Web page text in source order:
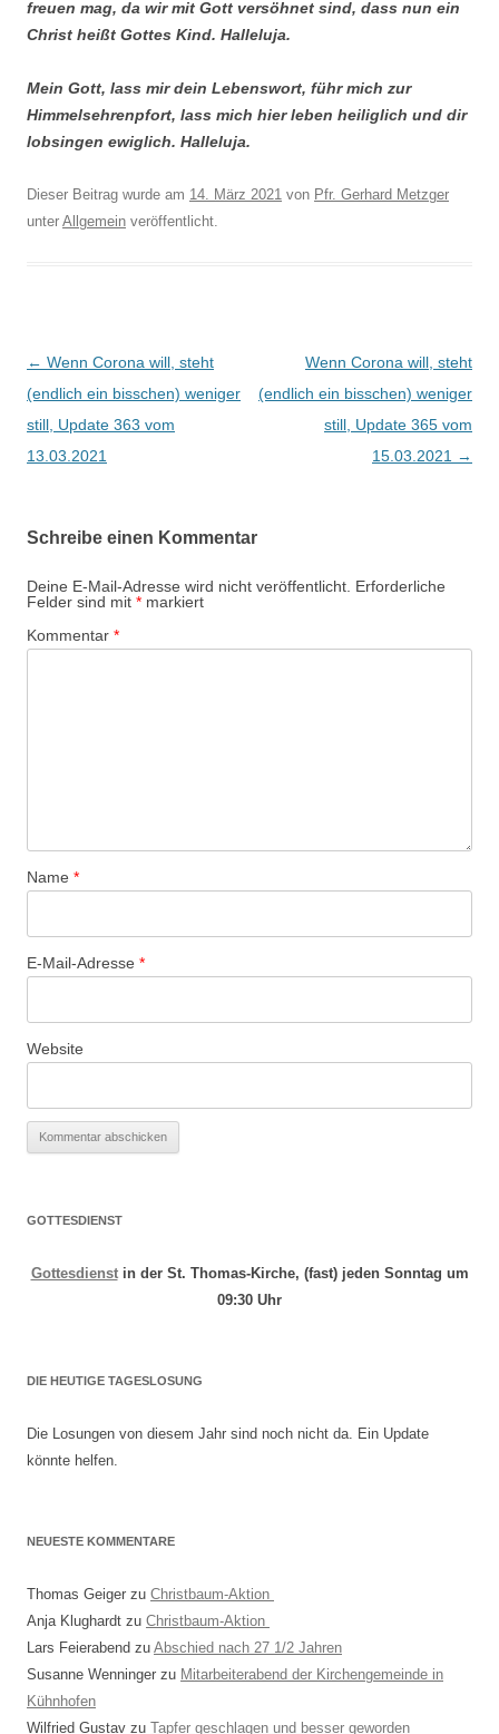
freuen mag, da wir mit Gott versöhnet sind, dass nun ein
Christ heißt Gottes Kind. Halleluja.
Mein Gott, lass mir dein Lebenswort, führ mich zur
Himmelsehrenpfort, lass mich hier leben heiliglich und dir
lobsingen ewiglich. Halleluja.
Dieser Beitrag wurde am 14. März 2021 von Pfr. Gerhard Metzger
unter Allgemein veröffentlicht.
Beitragsnavigation
← Wenn Corona will, steht
(endlich ein bisschen) weniger
still, Update 363 vom
13.03.2021
Wenn Corona will, steht
(endlich ein bisschen) weniger
still, Update 365 vom
15.03.2021 →
Schreibe einen Kommentar
Deine E-Mail-Adresse wird nicht veröffentlicht. Erforderliche
Felder sind mit * markiert
Kommentar *
Name *
E-Mail-Adresse *
Website
GOTTESDIENST
Gottesdienstin der St. Thomas-Kirche, (fast) jeden Sonntag um
09:30 Uhr
DIE HEUTIGE TAGESLOSUNG
Die Losungen von diesem Jahr sind noch nicht da. Ein Update
könnte helfen.
NEUESTE KOMMENTARE
Thomas Geiger zu Christbaum-Aktion
Anja Klughardt zu Christbaum-Aktion
Lars Feierabend zu Abschied nach 27 1/2 Jahren
Susanne Wenninger zu Mitarbeiterabend der Kirchengemeinde in
Kühnhofen
Wilfried Gustav zu Tapfer geschlagen und besser geworden